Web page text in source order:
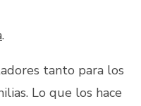
.
tanto para los
Lo que los hace